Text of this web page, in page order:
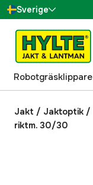
Sverige
Danmark
Suomi
Norge
Deutschland
Robotgräsklippare
Jakt / Jaktoptik /
riktm. 30/30